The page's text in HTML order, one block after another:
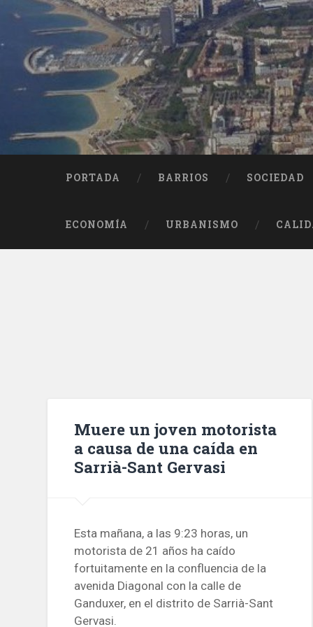
contenido
Buscar
PORTADA BARRIOS SOCIEDAD
ECONOMÍA URBANISMO
Muere un joven motorista
a causa de una caída en
Sarrià-Sant Gervasi
Esta mañana, a las 9:23 horas, un
motorista de 21 años ha caído
fortuitamente en la confluencia de la
avenida Diagonal con la calle de
Ganduxer, en el distrito de Sarrià-Sant
Gervasi.